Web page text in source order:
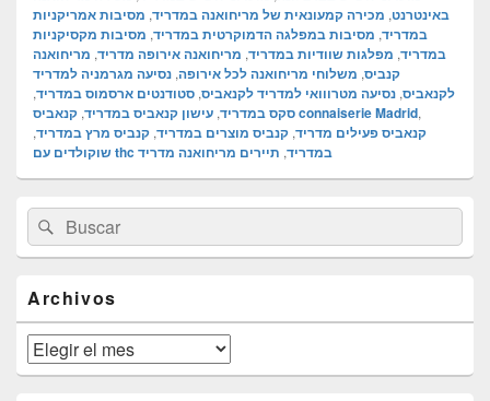
באינטרנט, מכירה קמעונאית של מריחואנה במדריד, מסיבות אמריקניות
במדריד, מסיבות במפלגה הדמוקרטית במדריד, מסיבות מקסיקניות
במדריד, מפלגות שוודיות במדריד, מריחואנה אירופה מדריד, מריחואנה
קנביס, משלוחי מריחואנה לכל אירופה, נסיעה מגרמניה למדריד
לקנאביס, נסיעה מטרווואי למדריד לקנאביס, סטודנטים ארסמוס במדריד,
סקס במדריד, עישון קנאביס במדריד, קנאביס connaiserie Madrid,
קנאביס פעילים מדריד, קנביס מוצרים במדריד, קנביס מרץ במדריד,
שוקולדים עם thc במדריד, תיירים מריחואנה מדריד
área
de
widget
lateral
primaria
Buscar
por:
Buscar
Archivos
Archivos